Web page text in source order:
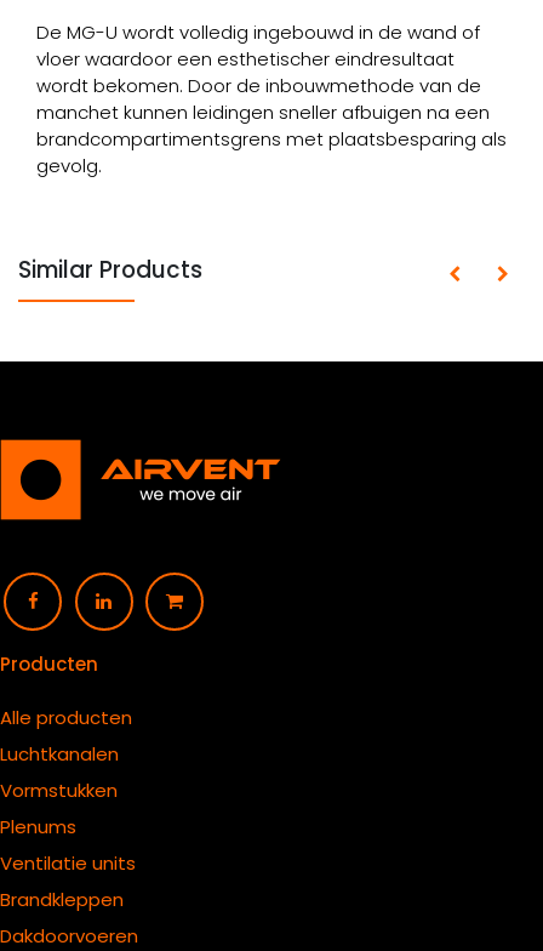
De MG-U wordt volledig ingebouwd in de wand of
vloer waardoor een esthetischer eindresultaat
wordt bekomen. Door de inbouwmethode van de
manchet kunnen leidingen sneller afbuigen na een
brandcompartimentsgrens met plaatsbesparing als
gevolg.
Similar Products
Producten
Alle producten
Luchtkanalen
Vormstukken
Plenums
Ventilatie units
Brandkleppen
Dakdoorvoeren